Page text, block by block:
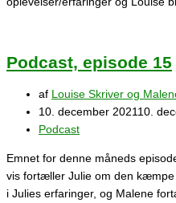
Podcast, episode 15
af Louise Skriver og
10. december 202110.
Podcast
Emnet for denne måneds
vis fortæller Julie om den
i Julies erfaringer, og Malene